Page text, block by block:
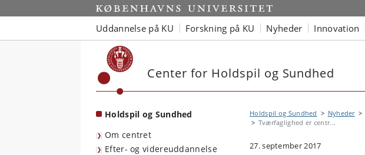
Start
Uddannelse på KU Forskning på KU Nyheder Innovation
Center for Holdspil og Sundhed
Holdspil og Sundhed
Om centret
Efter- og videreuddannelse
Holdspil og Sundhed Nyheder
Tværfaglighed er centr...
27. september 2017